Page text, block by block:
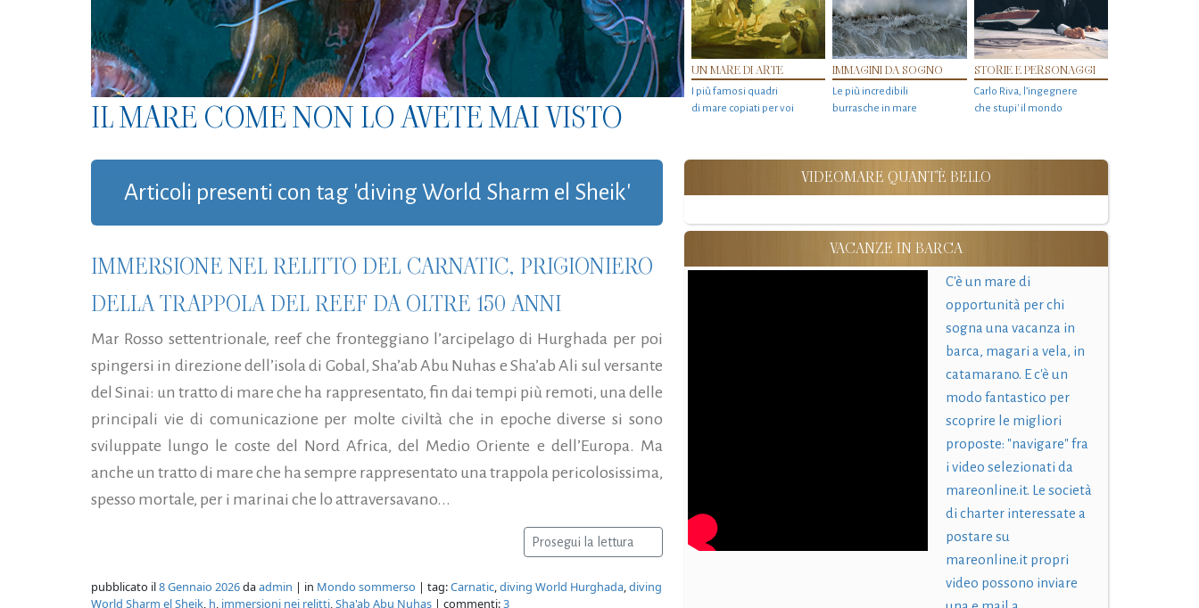
IL MARE COME NON LO AVETE MAI VISTO
UN MARE DI ARTE
I più famosi quadri
di mare copiati per voi
IMMAGINI DA SOGNO
Le più incredibili
burrasche in mare
STORIE E PERSONAGGI
Carlo Riva, l’ingegnere
che stupi' il mondo
Articoli presenti con tag 'diving World Sharm el Sheik'
IMMERSIONE NEL RELITTO DEL CARNATIC, PRIGIONIERO
DELLA TRAPPOLA DEL REEF DA OLTRE 150 ANNI
Mar Rosso settentrionale, reef che fronteggiano l’arcipelago di Hurghada per poi
spingersi in direzione dell’isola di Gobal, Sha’ab Abu Nuhas e Sha’ab Ali sul versante
del Sinai: un tratto di mare che ha rappresentato, fin dai tempi più remoti, una delle
principali vie di comunicazione per molte civiltà che in epoche diverse si sono
sviluppate lungo le coste del Nord Africa, del Medio Oriente e dell’Europa. Ma
anche un tratto di mare che ha sempre rappresentato una trappola pericolosissima,
spesso mortale, per i marinai che lo attraversavano...
Prosegui la lettura
pubblicato il8 Gennaio 2026daadmin | in Mondo sommerso | tag:Carnatic,diving World Hurghada,diving
World Sharm el Sheik, h, immersioni nei relitti,Sha'ab Abu Nuhas | commenti:3
VIDEOMARE QUANT'È BELLO
VACANZE IN BARCA
C'è un mare di
opportunità per chi
sogna una vacanza in
barca, magari a vela, in
catamarano. E c'è un
modo fantastico per
scoprire le migliori
proposte: "navigare" fra
i video selezionati da
mareonline.it. Le società
di charter interessate a
postare su
mareonline.it propri
video possono inviare